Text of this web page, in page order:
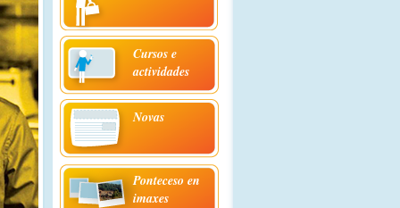
Cursos e
actividades
Novas
Ponteceso en
imaxes